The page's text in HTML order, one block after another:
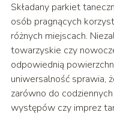
Składany parkiet
osób pragnących
różnych miejscach.
towarzyskie czy
odpowiednią
uniwersalność sprawia,
zarówno do
występów czy imprez